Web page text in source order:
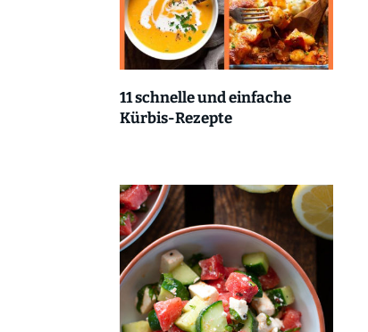
11 schnelle und einfache
Kürbis-Rezepte